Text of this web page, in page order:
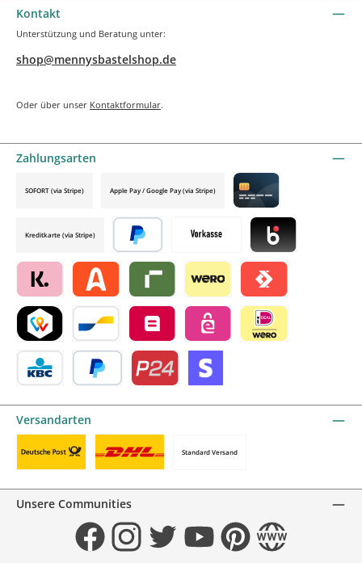
Kontakt
Unterstützung und Beratung unter:
shop@mennysbastelshop.de
Oder über unser Kontaktformular.
Zahlungsarten
Vorkasse Blik by mollie
Klarna by mollieAlma by mollieRiverty by mollie
Wero Satispay by mollie
TWINT by mollieBancontact by mollie
Belfius by mollieeps by mollie
SOFORT (via Stripe) Apple Pay / Google Pay (via Stripe)
Credit card by mollie
Kreditkarte (via Stripe)
Später bezahlen
Versandarten
Standard Versand
Unsere Communities
FacebookInstagramTwitter YouTubePinterestWebsite